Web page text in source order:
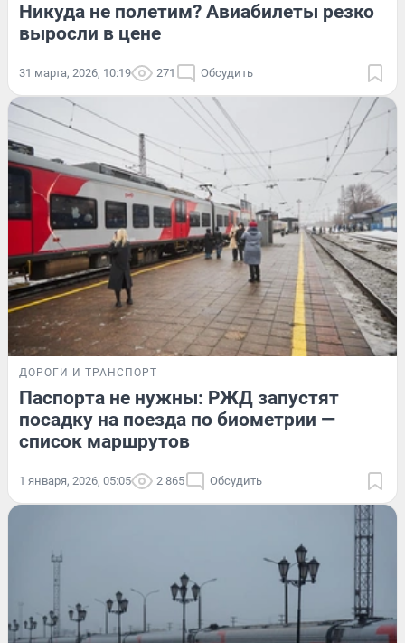
Никуда не полетим? Авиабилеты резко
выросли в цене
31 марта, 2026, 10:19 271 Обсудить
ДОРОГИ И ТРАНСПОРТ
Паспорта не нужны: РЖД запустят
посадку на поезда по биометрии —
список маршрутов
1 января, 2026, 05:05 2 865 Обсудить